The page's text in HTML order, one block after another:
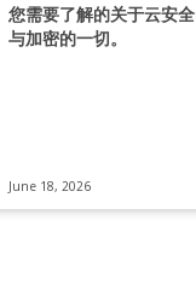
您需要了解的关于云安全
与加密的一切。
June 18, 2026